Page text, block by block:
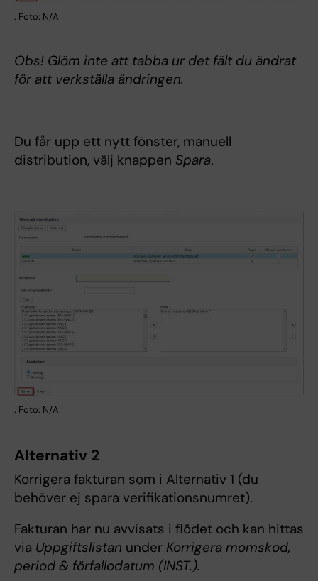
. Foto: N/A
Obs! Glöm inte att tabba ur det fält du ändrat
för att verkställa ändringen.
Du får upp ett nytt fönster, manuell
distribution, välj knappen Spara.
. Foto: N/A
Alternativ 2
Korrigera fakturan som i Alternativ 1 (du
behöver ej spara verifikationsnumret).
Fakturan har nu avvisats i flödet och kan hittas
via Uppgiftslistan under Korrigera momskod,
period & förfallodatum (INST.).